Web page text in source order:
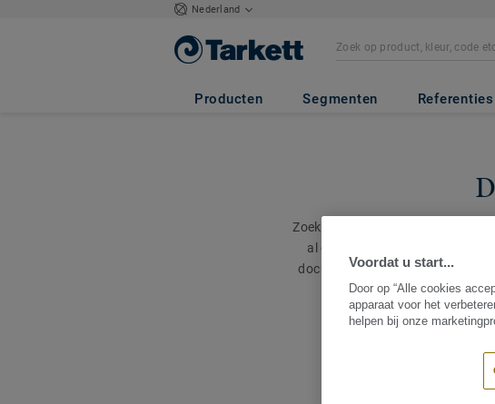
Nederland
Producten Segmenten Referenties
Zoekt u een specifiek document
al onze documenten. U kan
document niet terug vindt,
Voordat u start...
Door op “Alle cookies
apparaat voor het
helpen bij onze